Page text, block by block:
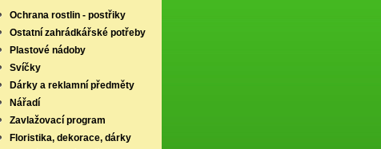
Ochrana rostlin - postřiky
Ostatní zahrádkářské potřeby
Plastové nádoby
Svíčky
Dárky a reklamní předměty
Nářadí
Zavlažovací program
Floristika, dekorace, dárky